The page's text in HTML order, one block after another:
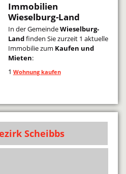
Immobilien
Wieselburg-Land
In der GemeindeWieselburg-
Landfinden Sie zurzeit 1 aktuelle
Immobilie zum Kaufen und
Mieten:
1 Wohnung kaufen
Scheibbs